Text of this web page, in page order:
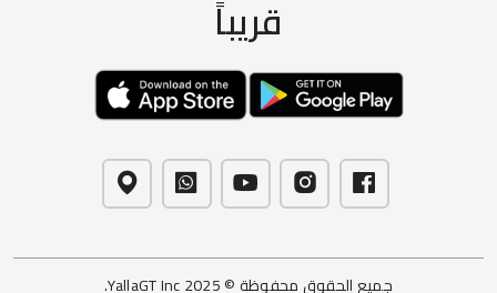
قريباً
جميع الحقوق محفوظة © 2025 YallaGT Inc.